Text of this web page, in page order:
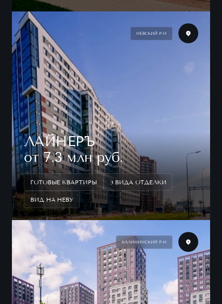
НЕВСКИЙ Р-Н
ЛАЙНЕРЪ
от 7.3 млн руб.
ГОТОВЫЕ КВАРТИРЫ 3 ВИДА ОТДЕЛКИ
ВИД НА НЕВУ
КАЛИНИНСКИЙ Р-Н